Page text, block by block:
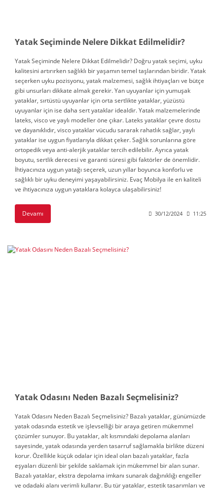
Yatak Seçiminde Nelere Dikkat Edilmelidir?
Yatak Seçiminde Nelere Dikkat Edilmelidir? Doğru yatak seçimi, uyku
kalitesini artırırken sağlıklı bir yaşamın temel taşlarından biridir. Yatak
seçerken uyku pozisyonu, yatak malzemesi, sağlık ihtiyaçları ve bütçe
gibi unsurları dikkate almak gerekir. Yan uyuyanlar için yumuşak
yataklar, sırtüstü uyuyanlar için orta sertlikte yataklar, yüzüstü
uyuyanlar için ise daha sert yataklar idealdir. Yatak malzemelerinde
lateks, visco ve yaylı modeller öne çıkar. Lateks yataklar çevre dostu
ve dayanıklıdır, visco yataklar vücudu sararak rahatlık sağlar, yaylı
yataklar ise uygun fiyatlarıyla dikkat çeker. Sağlık sorunlarına göre
ortopedik veya anti-alerjik yataklar tercih edilebilir. Ayrıca yatak
boyutu, sertlik derecesi ve garanti süresi gibi faktörler de önemlidir.
İhtiyacınıza uygun yatağı seçerek, uzun yıllar boyunca konforlu ve
sağlıklı bir uyku deneyimi yaşayabilirsiniz. Evaç Mobilya ile en kaliteli
ve ihtiyacınıza uygun yataklara kolayca ulaşabilirsiniz!
Devamı 30/12/2024 11:25
Yatak Odasını Neden Bazalı Seçmelisiniz?
Yatak Odasını Neden Bazalı Seçmelisiniz? Bazalı yataklar, günümüzde
yatak odasında estetik ve işlevselliği bir araya getiren mükemmel
çözümler sunuyor. Bu yataklar, alt kısmındaki depolama alanları
sayesinde, yatak odasında yerden tasarruf sağlamakla birlikte düzeni
korur. Özellikle küçük odalar için ideal olan bazalı yataklar, fazla
eşyaları düzenli bir şekilde saklamak için mükemmel bir alan sunar.
Bazalı yataklar, ekstra depolama imkanı sunarak dağınıklığı engeller
ve odadaki alanı verimli kullanır. Bu tür yataklar, estetik tasarımları ve